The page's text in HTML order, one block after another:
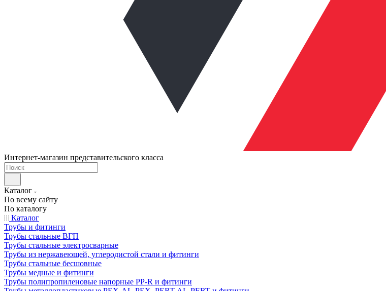
Интернет-магазин представительского класса
Каталог
По всему сайту
По каталогу
Каталог
Трубы и фитинги
Трубы стальные ВГП
Трубы стальные электросварные
Трубы из нержавеющей, углеродистой стали и фитинги
Трубы стальные бесшовные
Трубы медные и фитинги
Трубы полипропиленовые напорные PP-R и фитинги